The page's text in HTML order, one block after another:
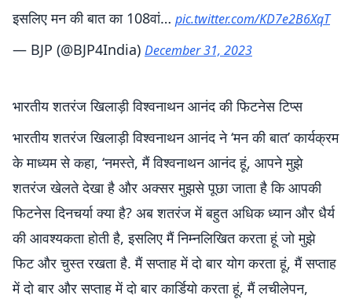
इसलिए मन की बात का 108वां… pic.twitter.com/KD7e2B6XqT
— BJP (@BJP4India) December 31, 2023
भारतीय शतरंज खिलाड़ी विश्वनाथन आनंद की फिटनेस टिप्स
भारतीय शतरंज खिलाड़ी विश्वनाथन आनंद ने ‘मन की बात’ कार्यक्रम
के माध्यम से कहा, ‘नमस्ते, मैं विश्वनाथन आनंद हूं, आपने मुझे
शतरंज खेलते देखा है और अक्सर मुझसे पूछा जाता है कि आपकी
फिटनेस दिनचर्या क्या है? अब शतरंज में बहुत अधिक ध्यान और धैर्य
की आवश्यकता होती है, इसलिए मैं निम्नलिखित करता हूं जो मुझे
फिट और चुस्त रखता है. मैं सप्ताह में दो बार योग करता हूं, मैं सप्ताह
में दो बार और सप्ताह में दो बार कार्डियो करता हूं, मैं लचीलेपन,